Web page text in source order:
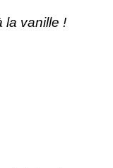
la vanille !